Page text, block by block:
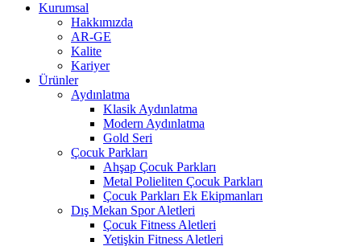
Kurumsal
Hakkımızda
AR-GE
Kalite
Kariyer
Ürünler
Aydınlatma
Klasik Aydınlatma
Modern Aydınlatma
Gold Seri
Çocuk Parkları
Ahşap Çocuk Parkları
Metal Polieliten Çocuk Parkları
Çocuk Parkları Ek Ekipmanları
Dış Mekan Spor Aletleri
Çocuk Fitness Aletleri
Yetişkin Fitness Aletleri